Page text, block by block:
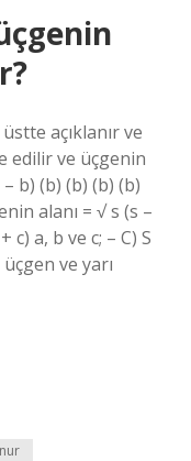
açıklanır ve
edilir ve üçgenin
– b) (b) (b) (b) (b)
alanı = √ s (s –
c) a, b ve c; – C) S
üçgen ve yarı